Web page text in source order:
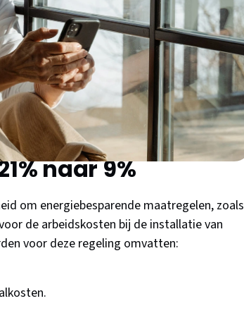
(ISDE).
van eigenaars (SVVE)speciaal voor VvE’s.
gunstige voorwaarden geld te lenen voor
naar 9%
om energiebesparende maatregelen, zoals
de arbeidskosten bij de installatie van
voor deze regeling omvatten: